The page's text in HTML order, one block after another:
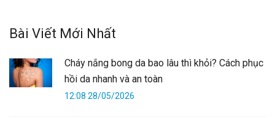
Bài Viết Mới Nhất
Cháy nắng bong da bao lâu thì khỏi? Cách phục
hồi da nhanh và an toàn
12:08 28/05/2026